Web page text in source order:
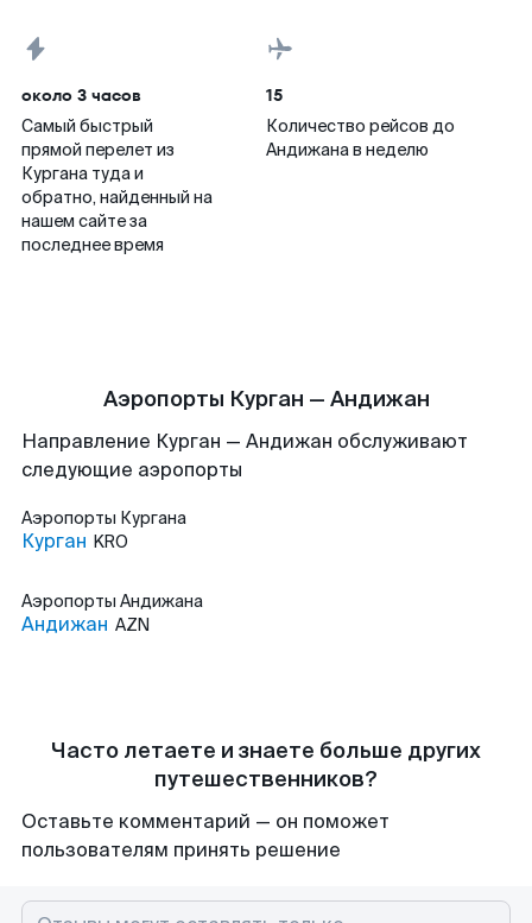
около 3 часов
Самый быстрый
прямой перелет из
Кургана туда и
обратно, найденный на
нашем сайте за
последнее время
15
Количество рейсов до
Андижана в неделю
Аэропорты Курган — Андижан
Направление Курган — Андижан обслуживают
следующие аэропорты
Аэропорты Кургана
Курган KRO
Аэропорты Андижана
Андижан AZN
Часто летаете и знаете больше других
путешественников?
Оставьте комментарий — он поможет
пользователям принять решение